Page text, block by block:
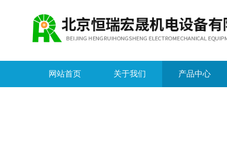
网站首页 关于我们 产品中心